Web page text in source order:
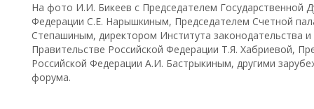
На фото И.И. Бикеев с Председателем Государственной
Федерации С.Е. Нарышкиным, Председателем Счетной
Степашиным, директором Института законодательства
Правительстве Российской Федерации Т.Я. Хабриевой,
Российской Федерации А.И. Бастрыкиным, другими
форума.